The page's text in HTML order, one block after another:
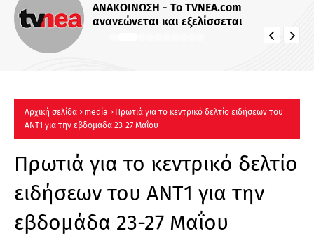
ΑΝΑΚΟΙΝΩΣΗ - Το TVNEA.com
ανανεώνεται και εξελίσσεται
Αρχική σελίδα media
Πρωτιά για το κεντρικό δελτίο ειδήσεων του
ΑΝΤ1 για την εβδομάδα 23-27 Μαΐου
Πρωτιά για το κεντρικό δελτίο
ειδήσεων του ΑΝΤ1 για την
εβδομάδα 23-27 Μαΐου